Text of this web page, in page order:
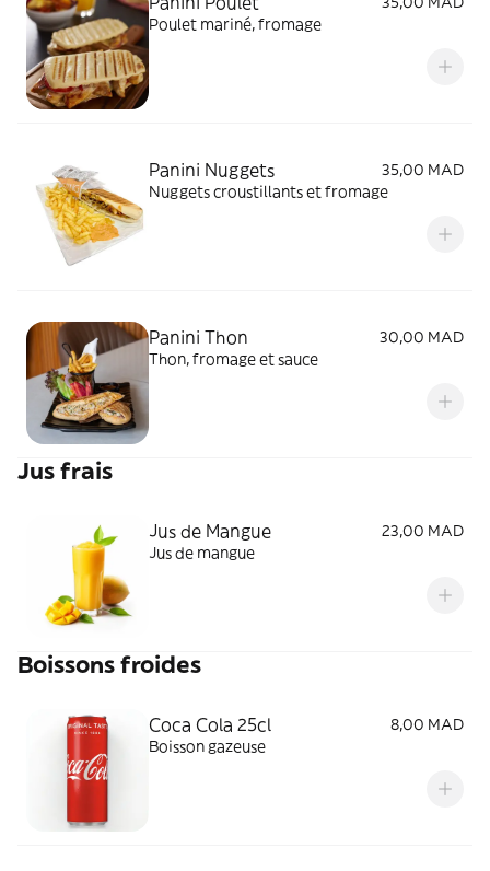
Poulet mariné, fromage
Panini Nuggets
35,00 MAD
Nuggets croustillants et fromage
Panini Thon
30,00 MAD
Thon, fromage et sauce
Jus frais
Jus de Mangue
23,00 MAD
Jus de mangue
Boissons froides
Coca Cola 25cl
8,00 MAD
Boisson gazeuse